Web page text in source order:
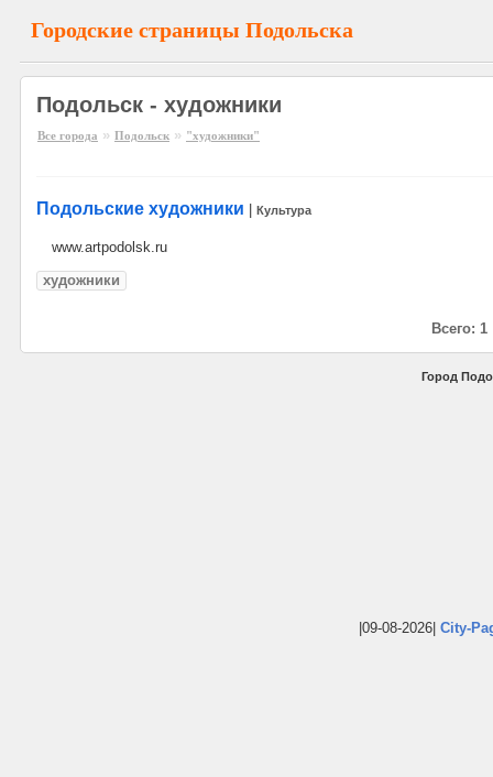
Городские страницы Подольска
Подольск - художники
Все города » Подольск » "художники"
Подольские художники Культура
www.artpodolsk.ru
художники
Всего: 1
Город
|09-08-2026| City-